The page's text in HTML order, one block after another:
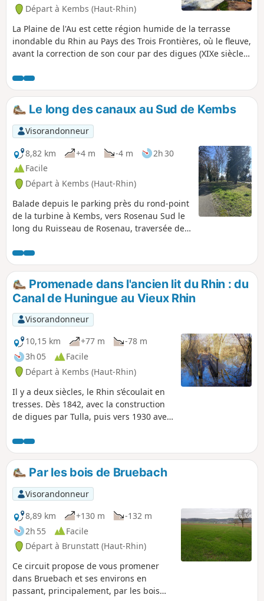
Départ à Kembs (Haut-Rhin)
La Plaine de l'Au est cette région humide de la terrasse
inondable du Rhin au Pays des Trois Frontières, où le fleuve,
avant la correction de son cour par des digues (XIXe siècle)
bras.Entre l'usine hydroélectrique de Kembs au nord et le
sentier du Grand Marais au sud, l’eau nous accompagne
tout au long de ce parcours où biodiversité et activités
humaines tentent de faire bon ménage.Le temps indiqué
ne tient pas compte des arrêts aux 5 observatoires et autres
points d'intérêt du parcours.
Le long des canaux au Sud de Kembs
Visorandonneur
8,82 km
+4 m -4 m
2h 30
Facile
Départ à Kembs (Haut-Rhin)
Balade depuis le parking près du rond-point
de la turbine à Kembs, vers Rosenau Sud le
long du Ruisseau de Rosenau, traversée de
retour vers le point de départ le long du
chemin de halage.
Promenade dans l'ancien lit du Rhin : du
Canal de Huningue au Vieux Rhin
Visorandonneur
10,15 km
+77 m
-78 m
3h 05
Facile
Départ à Kembs (Haut-Rhin)
Il y a deux siècles, le Rhin s’écoulait en
tresses. Dès 1842, avec la construction
de digues par Tulla, puis vers 1930 avec
fleuve a été ramené dans un chenal
unique et l’écosystème rhénan
profondément modifié. Aujourd'hui, il
apparaît un contraste fort entre la
nature qui se revégétalise, en
s’adaptant à l’assèchement avec faune et
flore diverses et originales, et une forte
activité industrielle autour de la
navigation et de l’énergie
hydroélectrique.
Par les bois de Bruebach
Visorandonneur
8,89 km
+130 m
-132 m
2h 55
Facile
Départ à Brunstatt (Haut-Rhin)
Ce circuit propose de vous promener
dans Bruebach et ses environs en
passant, principalement, par les bois